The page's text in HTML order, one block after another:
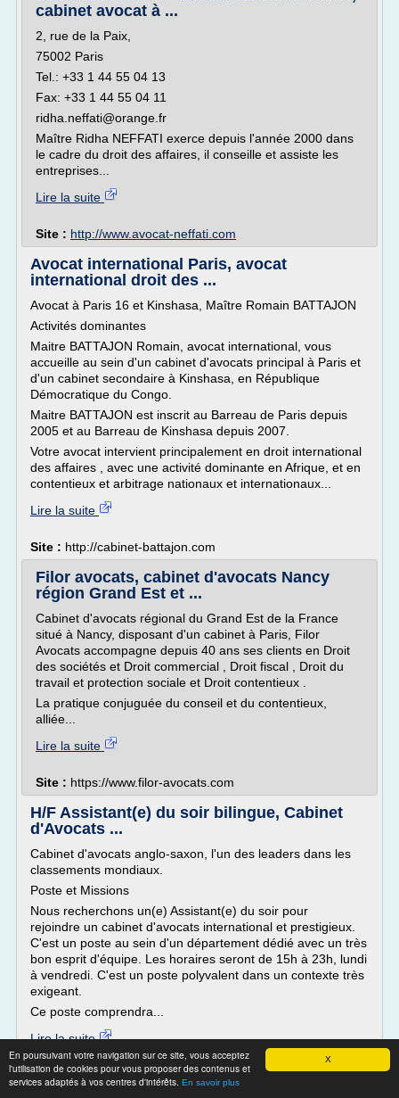
X
En poursuivant votre navigation sur ce site, vous acceptez
l'utilisation de cookies pour vous proposer des contenus et
services adaptés à vos centres d'intérêts. En savoir plus
cabinet avocat à ...
2, rue de la Paix,
75002 Paris
Tel.: +33 1 44 55 04 13
Fax: +33 1 44 55 04 11
ridha.neffati@orange.fr
Maître Ridha NEFFATI exerce depuis l'année 2000 dans
le cadre du droit des affaires, il conseille et assiste les
entreprises...
Lire la suite
Site : http://www.avocat-neffati.com
Avocat international Paris, avocat
international droit des ...
Avocat à Paris 16 et Kinshasa, Maître Romain BATTAJON
Activités dominantes
Maitre BATTAJON Romain, avocat international, vous
accueille au sein d'un cabinet d'avocats principal à Paris et
d'un cabinet secondaire à Kinshasa, en République
Démocratique du Congo.
Maitre BATTAJON est inscrit au Barreau de Paris depuis
2005 et au Barreau de Kinshasa depuis 2007.
Votre avocat intervient principalement en droit international
des affaires , avec une activité dominante en Afrique, et en
contentieux et arbitrage nationaux et internationaux...
Lire la suite
Site : http://cabinet-battajon.com
Filor avocats, cabinet d'avocats Nancy
région Grand Est et ...
Cabinet d'avocats régional du Grand Est de la France
situé à Nancy, disposant d'un cabinet à Paris, Filor
Avocats accompagne depuis 40 ans ses clients en Droit
des sociétés et Droit commercial , Droit fiscal , Droit du
travail et protection sociale et Droit contentieux .
La pratique conjuguée du conseil et du contentieux,
alliée...
Lire la suite
Site : https://www.filor-avocats.com
H/F Assistant(e) du soir bilingue, Cabinet
d'Avocats ...
Cabinet d'avocats anglo-saxon, l'un des leaders dans les
classements mondiaux.
Poste et Missions
Nous recherchons un(e) Assistant(e) du soir pour
rejoindre un cabinet d'avocats international et prestigieux.
C'est un poste au sein d'un département dédié avec un très
bon esprit d'équipe. Les horaires seront de 15h à 23h, lundi
à vendredi. C'est un poste polyvalent dans un contexte très
exigeant.
Ce poste comprendra...
Lire la suite
Site : http://www.djgc.fr